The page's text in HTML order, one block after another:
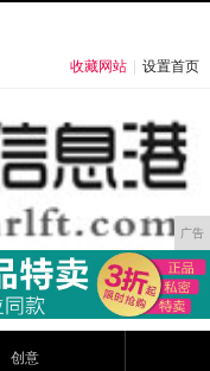
收藏网站 设置首页
广告
创意